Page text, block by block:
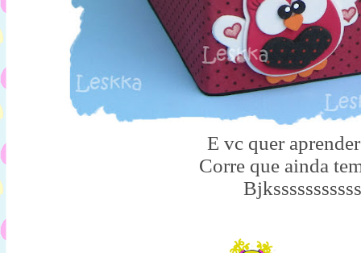
E vc quer
Corre que ainda